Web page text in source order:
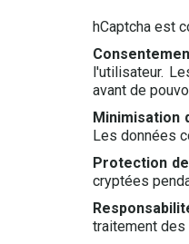
hCaptcha est
l'utilisateur.
avant de
Minimisation
Les données
Protection
cryptées
traitement des